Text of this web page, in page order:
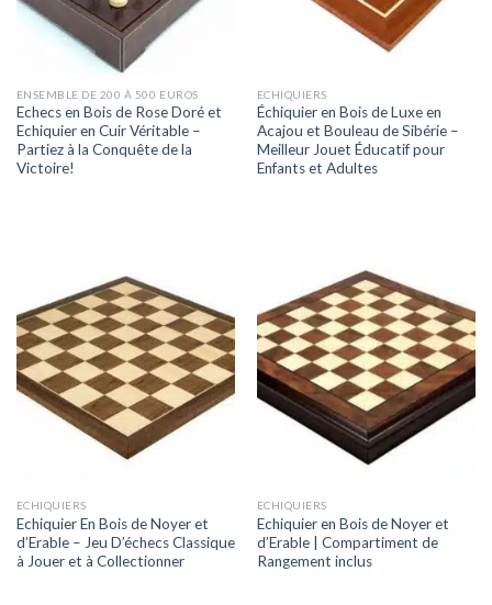
ENSEMBLE DE 200 À 500 EUROS
Echecs en Bois de Rose Doré et
Echiquier en Cuir Véritable –
Partiez à la Conquête de la
Victoire!
ECHIQUIERS
Échiquier en Bois de Luxe en
Acajou et Bouleau de Sibérie –
Meilleur Jouet Éducatif pour
Enfants et Adultes
ECHIQUIERS
Echiquier En Bois de Noyer et
d’Erable – Jeu D’échecs Classique
à Jouer et à Collectionner
ECHIQUIERS
Echiquier en Bois de Noyer et
d’Erable | Compartiment de
Rangement inclus